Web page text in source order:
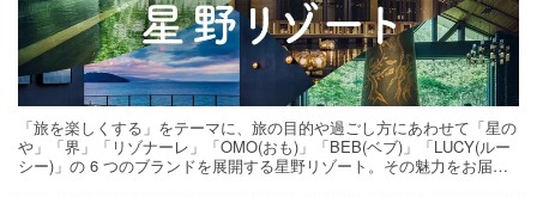
「旅を楽しくする」をテーマに、旅の目的や過ごし方にあわせて「星の
や」「界」「リゾナーレ」「OMO(おも)」「BEB(ベブ)」「LUCY(ルー
シー)」の 6 つのブランドを展開する星野リゾート。その魅力をお届け